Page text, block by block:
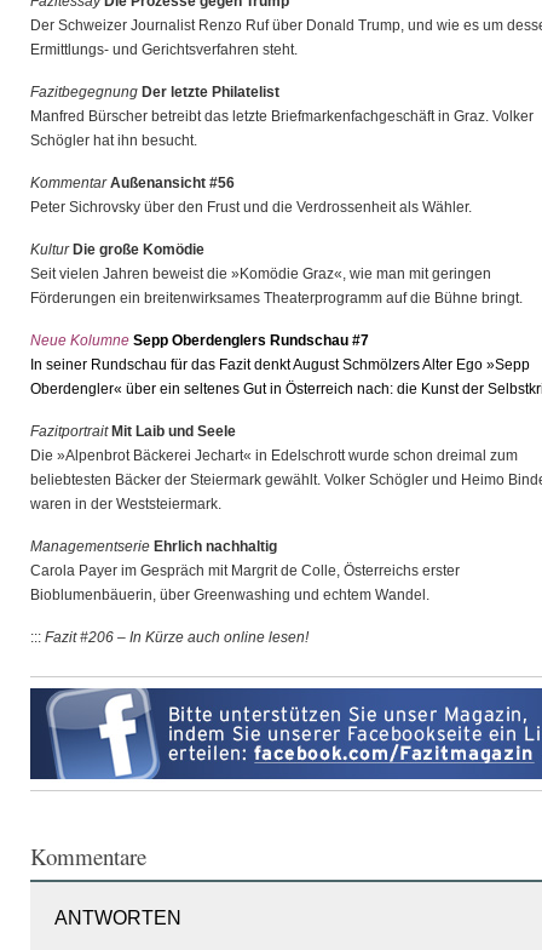
Der Schweizer Journalist Renzo Ruf über Donald Trump, und wie es um
Ermittlungs- und Gerichtsverfahren steht.
Fazitbegegnung Der letzte Philatelist
Manfred Bürscher betreibt das letzte Briefmarkenfachgeschäft in Graz. Volker
Schögler hat ihn besucht.
KommentarAußenansicht #56
Peter Sichrovsky über den Frust und die Verdrossenheit als Wähler.
KulturDie große Komödie
Seit vielen Jahren beweist die »Komödie Graz«, wie man mit geringen
Förderungen ein breitenwirksames Theaterprogramm auf die Bühne bringt.
Neue Kolumne Sepp Oberdenglers Rundschau #7
In seiner Rundschau für das Fazit denkt August Schmölzers Alter Ego »Sepp
Oberdengler« über ein seltenes Gut in Österreich nach: die Kunst der
FazitportraitMit Laib und Seele
Die »Alpenbrot Bäckerei Jechart« in Edelschrott wurde schon dreimal zum
beliebtesten Bäcker der Steiermark gewählt. Volker Schögler und Heimo
waren in der Weststeiermark.
Managementserie Ehrlich nachhaltig
Carola Payer im Gespräch mit Margrit de Colle, Österreichs erster
Bioblumenbäuerin, über Greenwashing und echtem Wandel.
::: Fazit #206 – In Kürze auch online lesen!
Kommentare
ANTWORTEN